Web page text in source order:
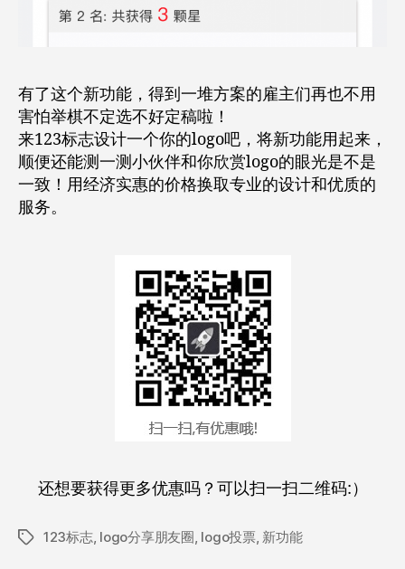
有了这个新功能，得到一堆方案的雇主们再也不用
害怕举棋不定选不好定稿啦！
来123标志设计一个你的logo吧，将新功能用起来，
顺便还能测一测小伙伴和你欣赏logo的眼光是不是
一致！用经济实惠的价格换取专业的设计和优质的
服务。
还想要获得更多优惠吗？可以扫一扫二维码:）
标
123标志, logo分享朋友圈, logo投票, 新功能